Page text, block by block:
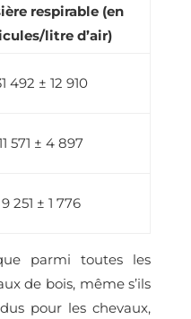
respirable (en
litre d’air)
492 ± 12 910
571 ± 4 897
9 251 ± 1 776
parmi toutes les
de bois, même s’ils
pour les chevaux,